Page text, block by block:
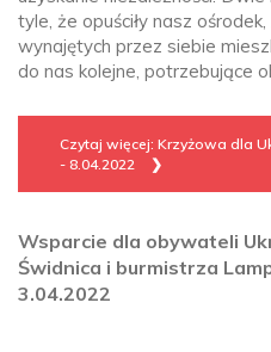
tyle, że opuściły nasz
wynajętych przez siebie
do nas kolejne, potrzebujące
Czytaj więcej: Krzyżowa dla
- 8.04.2022
Wsparcie dla obywateli
Świdnica i burmistrza
3.04.2022